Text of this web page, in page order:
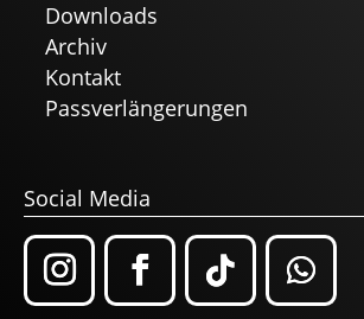
Downloads
Archiv
Kontakt
Passverlängerungen
Social Media